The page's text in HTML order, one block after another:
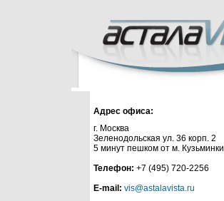
Адрес офиса:
г. Москва
Зеленодольская ул. 36 корп. 2
5 минут пешком от м. Кузьминки
Телефон: +7 (495) 720-2256
E-mail: vis@astalavista.ru